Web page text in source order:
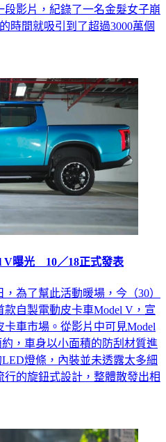
的車主來說，可能就會顯得有
影片，紀錄了一名金髮女子崩
時間就吸引到了超過3000萬個
為了幫此活動暖場，今（30）
自製電動皮卡車Model V，宣
車市場。從影片中可見Model
，車身以小面積的防刮材質進
燈條，內裝並未透露太多細
的旋鈕式設計，整體散發出相